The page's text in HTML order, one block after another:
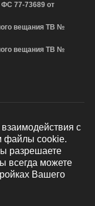
77-73689 от
вещания ТВ №
вещания ТВ №
ОТПРАВИТЬ
с
файлы cookie.
разрешаете
всегда можете
Вашего